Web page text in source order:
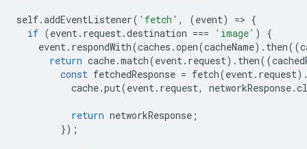
self.addEventListener( 'fetch' , (event) => {
if (event. request.destination === 'image' )
{
event. respondWith(caches .open(cacheName). then((
return cache.match(event. request). then((
const fetchedResponse = fetch(event. request
cache.put(event. request, networkResponse.
return networkResponse ;
});